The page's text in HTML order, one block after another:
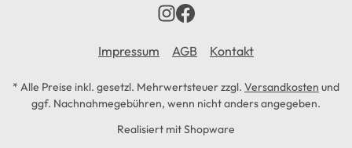
Impressum AGB Kontakt
* Alle Preise inkl. gesetzl. Mehrwertsteuer zzgl. Versandkosten und
ggf. Nachnahmegebühren, wenn nicht anders angegeben.
Realisiert mit Shopware